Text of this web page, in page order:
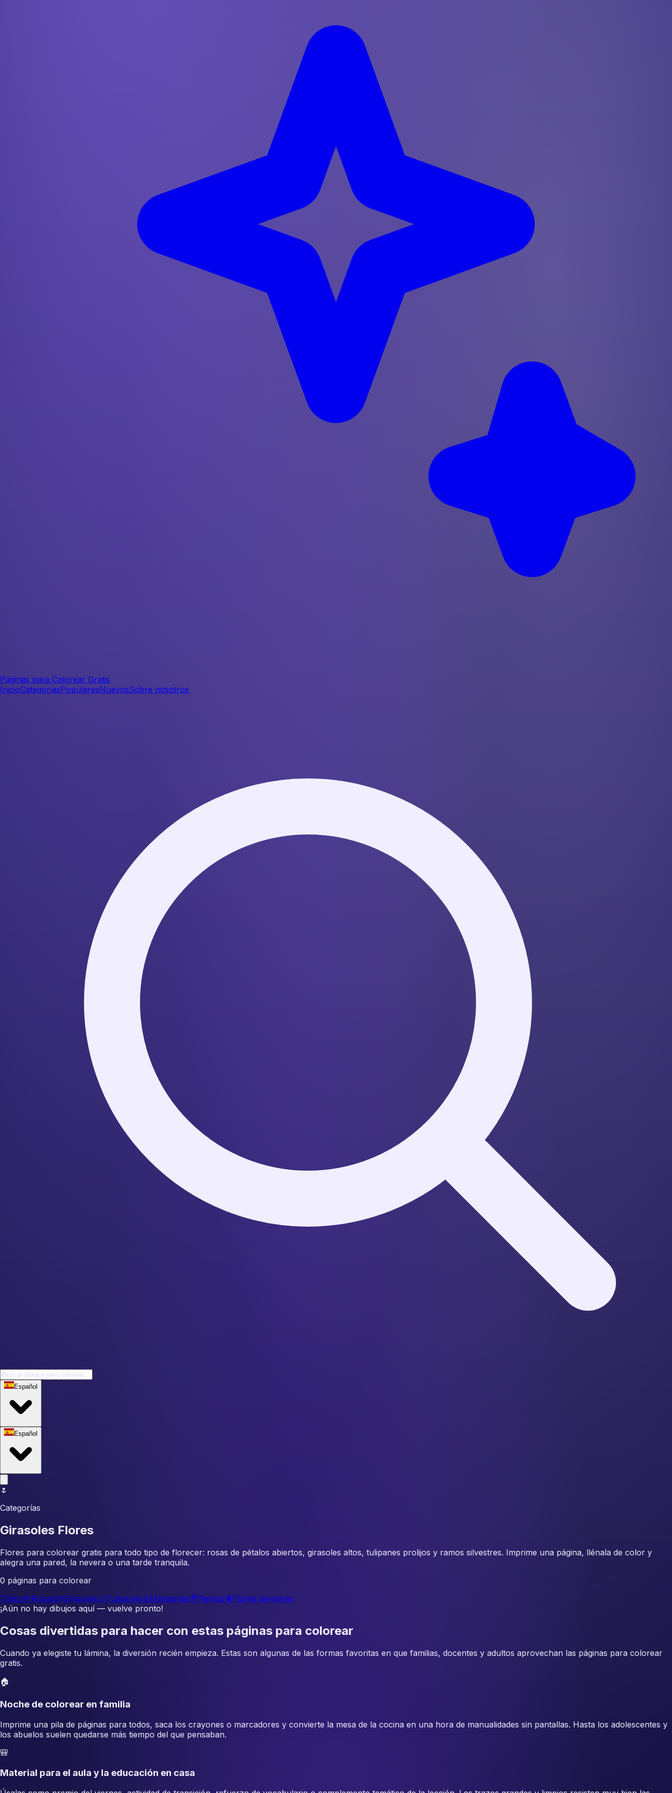
Páginas para Colorear Gratis
InicioCategoríasPopularesNuevosSobre nosotros
Español
Español
🌷
Categorías
Girasoles Flores
Flores para colorear gratis para todo tipo de florecer: rosas de pétalos abiertos, girasoles altos, tulipanes prolijos y ramos silvestres. Imprime una página, llénala de color y
alegra una pared, la nevera o una tarde tranquila.
0 páginas para colorear
Todos🌹Rosas🌻Girasoles 🌷 Tulipanes🌼Margaritas💐 Ramos🪻Flores silvestres
¡Aún no hay dibujos aquí — vuelve pronto!
Cosas divertidas para hacer con estas páginas para colorear
Cuando ya elegiste tu lámina, la diversión recién empieza. Estas son algunas de las formas favoritas en que familias, docentes y adultos aprovechan las páginas para colorear
gratis.
🏠
Noche de colorear en familia
Imprime una pila de páginas para todos, saca los crayones o marcadores y convierte la mesa de la cocina en una hora de manualidades sin pantallas. Hasta los adolescentes y
los abuelos suelen quedarse más tiempo del que pensaban.
🎒
Material para el aula y la educación en casa